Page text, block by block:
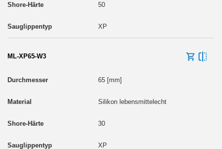
50
XP
ML-XP65-W3
65 [mm]
Silikon lebensmittelecht
30
XP